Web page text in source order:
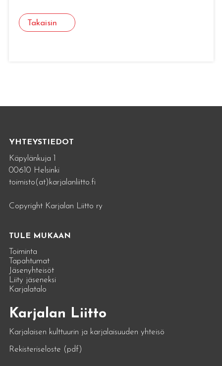
Takaisin
YHTEYSTIEDOT
Käpylänkuja 1
00610 Helsinki
toimisto(at)karjalanliitto.fi
Copyright Karjalan Liitto ry
TULE MUKAAN
Toiminta
Tapahtumat
Jäsenyhteisöt
Liity jäseneksi
Karjalatalo
Karjalan Liitto
Karjalaisen kulttuurin ja karjalaisuuden yhteisö
Rekisteriseloste (pdf)